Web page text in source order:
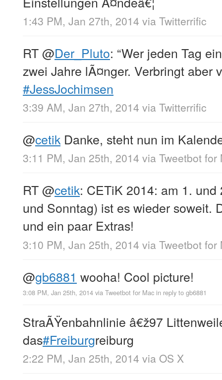
1:43 PM, Jan 27th, 2014 via Twitterrific
RT@Der_Pluto: “Wer jeden Tag
zwei Jahre lÃ¤nger. Verbringt aber
#JessJochimsen
3:39 AM, Jan 27th, 2014 via Twitterrific
@cetikDanke, steht nun im
3:11 PM, Jan 25th, 2014 via Tweetbot for
RT@cetik: CETiK 2014: am 1.
und Sonntag) ist es wieder soweit.
und ein paar Extras!
3:10 PM, Jan 25th, 2014 via Tweetbot for
@gb6881 wooha! Cool picture!
3:08 PM, Jan 25th, 2014 via Tweetbot for Mac in reply to gb6881
StraÃŸenbahnlinie â€ž97
das#Freiburgreiburg
2:22 PM, Jan 25th, 2014 via OS X